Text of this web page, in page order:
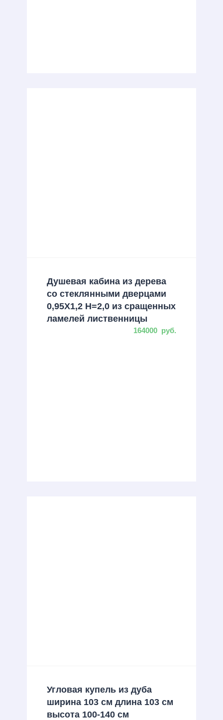
Душевая кабина из дерева
со стеклянными дверцами
0,95Х1,2 H=2,0 из сращенных
ламелей лиственницы
164000 руб.
Угловая купель из дуба
ширина 103 см длина 103 см
высота 100-140 см